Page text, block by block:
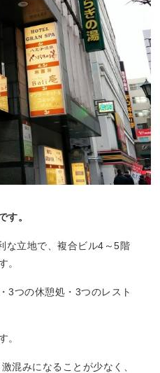
す。
な立地で、複合ビル4～5階
。
3つの休憩処・3つのレスト
。
混みになることが少なく、